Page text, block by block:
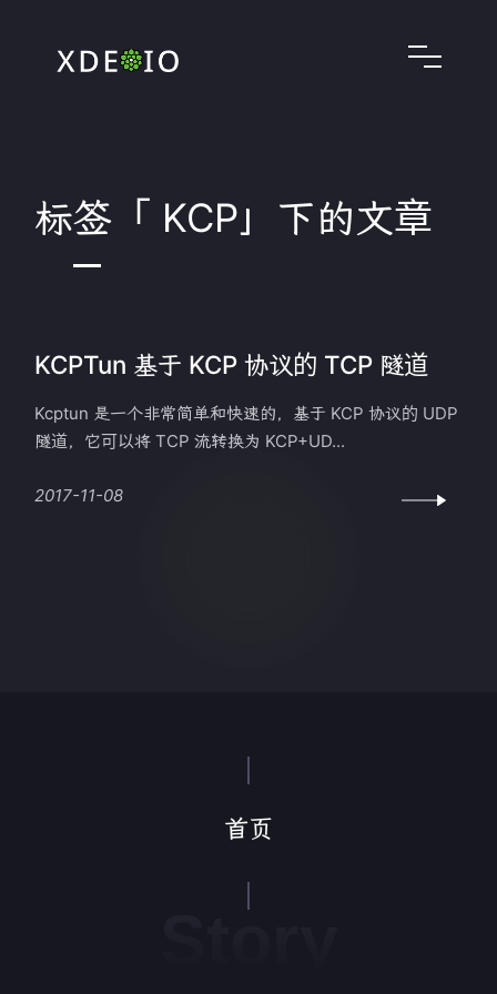
标签「 KCP」下的文章
KCPTun 基于 KCP 协议的 TCP 隧道
Kcptun 是一个非常简单和快速的，基于 KCP 协议的 UDP
隧道，它可以将 TCP 流转换为 KCP+UD...
2017-11-08
首页